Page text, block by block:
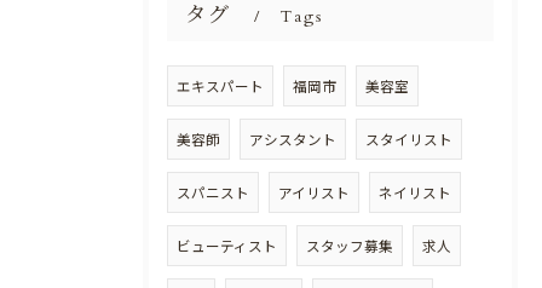
タグ Tags
エキスパート 福岡市 美容室
美容師 アシスタント スタイリスト
スパニスト アイリスト ネイリスト
ビューティスト スタッフ募集 求人